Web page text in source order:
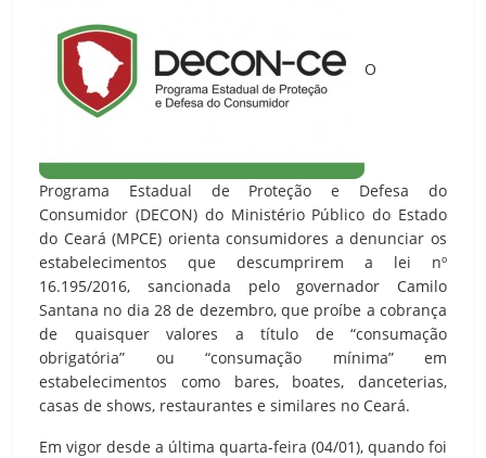
O
Programa Estadual de Proteção e Defesa do
Consumidor (DECON) do Ministério Público do Estado
do Ceará (MPCE) orienta consumidores a denunciar os
estabelecimentos que descumprirem a lei nº
16.195/2016, sancionada pelo governador Camilo
Santana no dia 28 de dezembro, que proíbe a cobrança
de quaisquer valores a título de “consumação
obrigatória” ou “consumação mínima” em
estabelecimentos como bares, boates, danceterias,
casas de shows, restaurantes e similares no Ceará.
Em vigor desde a última quarta-feira (04/01), quando foi